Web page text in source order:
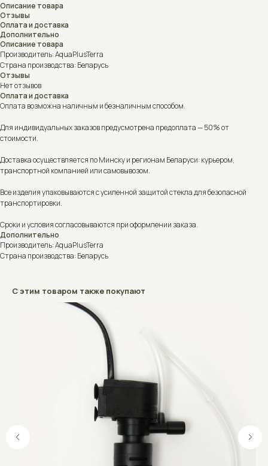
Описание товара
Отзывы
Оплата и доставка
Дополнительно
Описание товара
Производитель: AquaPlusTerra
Страна производства: Беларусь
Отзывы
Нет отзывов
Оплата и доставка
Оплата возможна наличным и безналичным способом.
Для индивидуальных заказов предусмотрена предоплата — 50% от
стоимости.
Доставка осуществляется по Минску и регионам Беларуси: курьером,
транспортной компанией или самовывозом.
Все изделия упаковываются с усиленной защитой стекла для безопасной
транспортировки.
Сроки и условия согласовываются при оформлении заказа.
Дополнительно
Производитель: AquaPlusTerra
Страна производства: Беларусь
С этим товаром также покупают
Не знаете, что выбрать?
Поможем подобрать аквариум, террариум, акватеррариум или